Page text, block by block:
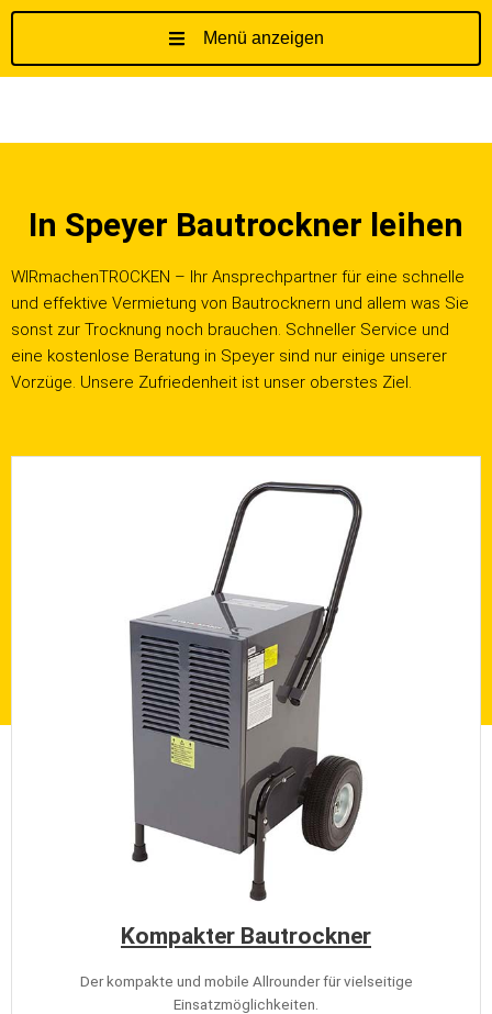
t
s
p
r
i
e
Menü anzeigen
In Speyer Bautrockner leihen
WIRmachenTROCKEN – Ihr Ansprechpartner für eine schnelle
und effektive Vermietung von Bautrocknern und allem was Sie
sonst zur Trocknung noch brauchen. Schneller Service und
eine kostenlose Beratung in Speyer sind nur einige unserer
Vorzüge. Unsere Zufriedenheit ist unser oberstes Ziel.
Kompakter Bautrockner
Der kompakte und mobile Allrounder für vielseitige
Einsatzmöglichkeiten.